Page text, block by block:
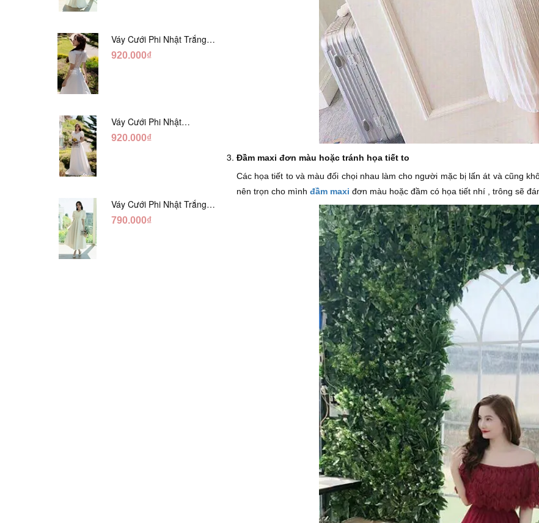
Đầm maxi đơn màu hoặc tránh họa tiết to
Các họa tiết to và màu đối chọi nhau làm cho người mặc bị lấn át và cũng
nên trọn cho mình đầm maxi đơn màu hoặc đầm có họa tiết nhí , trông sẽ
Váy Cưới Phi Nhật Trắng
Xếp Li Eo Lưng Ren
920.000₫
Váy Cưới Phi Nhật
Đỏ/Trăng Cổ Tim Hạt
920.000₫
Váy Cưới Phi Nhật Trắng
Đính Hoa Ngọc Trai Lửng
790.000₫